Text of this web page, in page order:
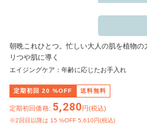
朝晩これひとつ。忙しい大人の肌を植物
リつや肌に導く
エイジングケア：年齢に応じたお手入れ
定期初回 20 %OFF 送料無料
定期初回価格: 5,280円(税込)
※2回目以降は 15 %OFF 5,610円(税込)